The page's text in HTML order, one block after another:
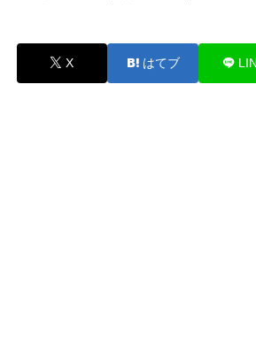
X はてブ